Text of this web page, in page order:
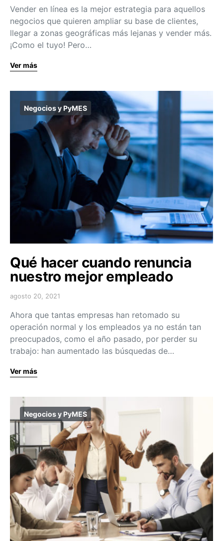
Vender en línea es la mejor estrategia para aquellos
negocios que quieren ampliar su base de clientes,
llegar a zonas geográficas más lejanas y vender más.
¡Como el tuyo! Pero…
Ver más
Negocios y PyMES
Qué hacer cuando renuncia
nuestro mejor empleado
agosto 20, 2021
Ahora que tantas empresas han retomado su
operación normal y los empleados ya no están tan
preocupados, como el año pasado, por perder su
trabajo: han aumentado las búsquedas de…
Ver más
Negocios y PyMES